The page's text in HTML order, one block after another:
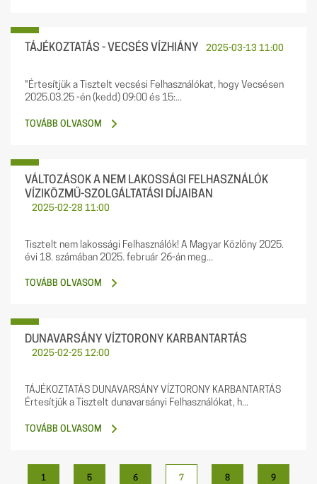
TÁJÉKOZTATÁS - VECSÉS VÍZHIÁNY 2025-03-13 11:00
"Értesítjük a Tisztelt vecsési Felhasználókat, hogy Vecsésen
2025.03.25 -én (kedd) 09:00 és 15:...
TOVÁBB OLVASOM
VÁLTOZÁSOK A NEM LAKOSSÁGI FELHASZNÁLÓK
VÍZIKÖZMŰ-SZOLGÁLTATÁSI DÍJAIBAN
2025-02-28 11:00
Tisztelt nem lakossági Felhasználók! A Magyar Közlöny 2025.
évi 18. számában 2025. február 26-án meg...
TOVÁBB OLVASOM
DUNAVARSÁNY VÍZTORONY KARBANTARTÁS
2025-02-25 12:00
TÁJÉKOZTATÁS DUNAVARSÁNY VÍZTORONY KARBANTARTÁS
Értesítjük a Tisztelt dunavarsányi Felhasználókat, h...
TOVÁBB OLVASOM
1 5 6 7 8 9